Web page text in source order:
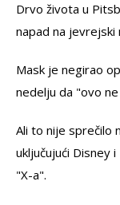
Drvo života u
napad na jevrejski
Mask je negirao
nedelju da "ovo
Ali to nije sprečilo
uključujući Disney
"X-a".